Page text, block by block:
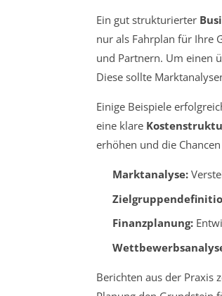
Ein gut strukturierter
nur als Fahrplan für Ihre
und Partnern. Um einen
Diese sollte
Einige Beispiele
eine klare
erhöhen und die
Marktanalyse:
Finanzplanung:
Berichten aus der Praxis